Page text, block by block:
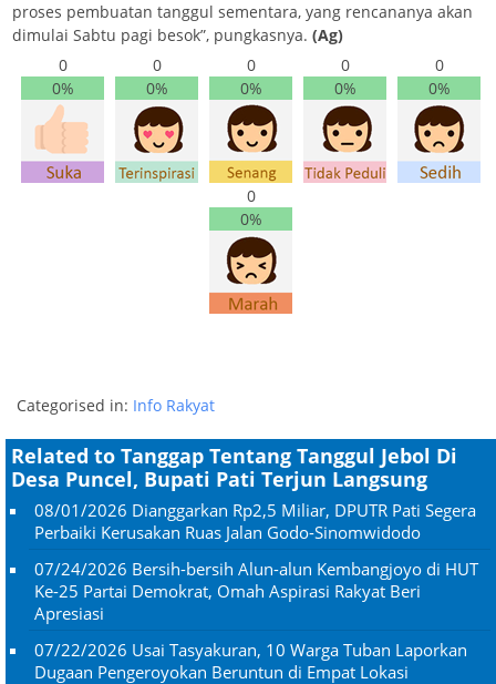
proses pembuatan tanggul sementara, yang rencananya akan
dimulai Sabtu pagi besok”, pungkasnya. (Ag)
0
0%
0
0%
0
0%
0
0%
0
0%
0
0%
Categorised in: Info Rakyat
Related to Tanggap Tentang Tanggul Jebol Di
Desa Puncel, Bupati Pati Terjun Langsung
08/01/2026 Dianggarkan Rp2,5 Miliar, DPUTR Pati Segera
Perbaiki Kerusakan Ruas Jalan Godo-Sinomwidodo
07/24/2026 Bersih-bersih Alun-alun Kembangjoyo di HUT
Ke-25 Partai Demokrat, Omah Aspirasi Rakyat Beri
Apresiasi
07/22/2026 Usai Tasyakuran, 10 Warga Tuban Laporkan
Dugaan Pengeroyokan Beruntun di Empat Lokasi